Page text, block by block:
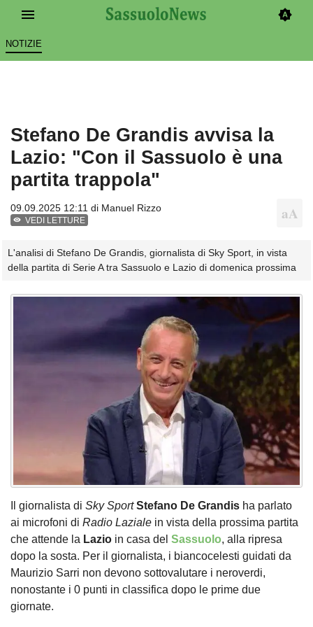
NOTIZIE
Stefano De Grandis avvisa la
Lazio: "Con il Sassuolo è una
partita trappola"
09.09.2025 12:11 di Manuel Rizzo
VEDI LETTURE
L'analisi di Stefano De Grandis, giornalista di Sky Sport, in vista
della partita di Serie A tra Sassuolo e Lazio di domenica prossima
Il giornalista di Sky Sport Stefano De Grandis ha parlato
ai microfoni di Radio Laziale in vista della prossima partita
che attende la Lazio in casa del Sassuolo, alla ripresa
dopo la sosta. Per il giornalista, i biancocelesti guidati da
Maurizio Sarri non devono sottovalutare i neroverdi,
nonostante i 0 punti in classifica dopo le prime due
giornate.